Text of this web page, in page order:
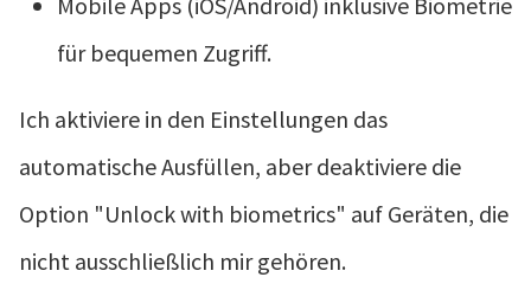
für bequemen Zugriff.
Ich aktiviere in den Einstellungen das
automatische Ausfüllen, aber deaktiviere die
Option "Unlock with biometrics" auf Geräten, die
nicht ausschließlich mir gehören.